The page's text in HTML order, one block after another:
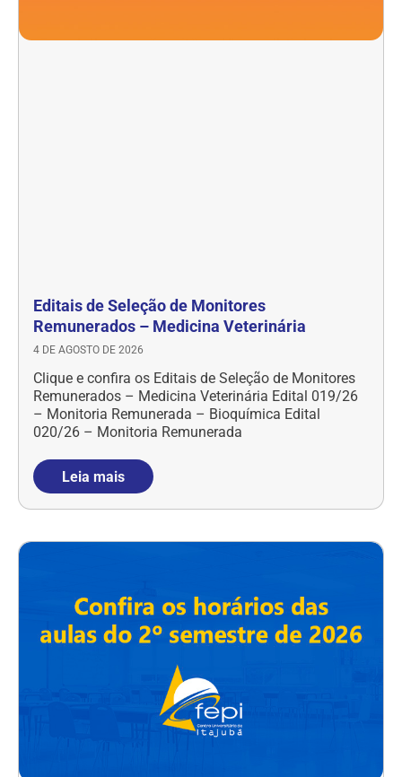
Editais de Seleção de Monitores
Remunerados – Medicina Veterinária
4 DE AGOSTO DE 2026
Clique e confira os Editais de Seleção de Monitores
Remunerados – Medicina Veterinária Edital 019/26
– Monitoria Remunerada – Bioquímica Edital
020/26 – Monitoria Remunerada
Leia mais